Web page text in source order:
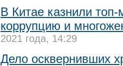
В Китае казнили
коррупцию и
2021 года, 14:29
Дело осквернивших